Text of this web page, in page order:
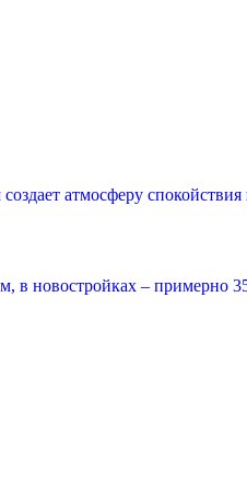
атмосферу
в новостройках – примерно